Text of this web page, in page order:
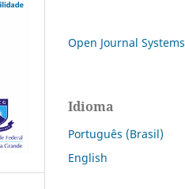
Open Journal Systems
Idioma
Português (Brasil)
English